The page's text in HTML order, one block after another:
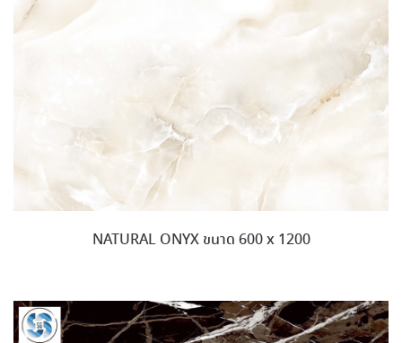
NATURAL ONYX ขนาด 600 x 1200